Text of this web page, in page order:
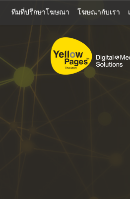
หลัก
ทีมที่ปรึกษาโฆษณา โฆษณากับเรา